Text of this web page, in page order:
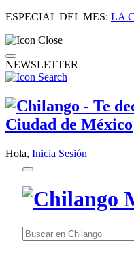
ESPECIAL DEL MES: LA
NEWSLETTER
Hola, Inicia Sesión